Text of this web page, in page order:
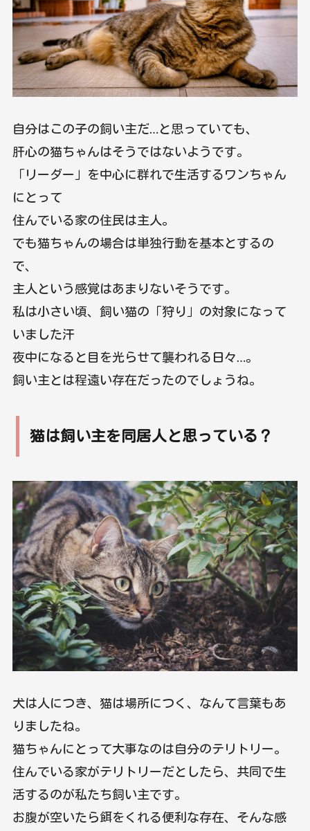
自分はこの子の飼い主だ…と思っていても、
肝心の猫ちゃんはそうではないようです。
「リーダー」を中心に群れで生活するワンちゃん
にとって
住んでいる家の住民は主人。
でも猫ちゃんの場合は単独行動を基本とするの
で、
主人という感覚はあまりないそうです。
私は小さい頃、飼い猫の「狩り」の対象になって
いました汗
夜中になると目を光らせて襲われる日々…。
飼い主とは程遠い存在だったのでしょうね。
猫は飼い主を同居人と思っている？
犬は人につき、猫は場所につく、なんて言葉もあ
りましたね。
猫ちゃんにとって大事なのは自分のテリトリー。
住んでいる家がテリトリーだとしたら、共同で生
活するのが私たち飼い主です。
お腹が空いたら餌をくれる便利な存在、そんな感